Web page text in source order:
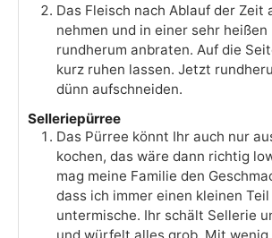
Das Fleisch nach Ablauf der Zeit
nehmen und in einer sehr heißen
rundherum anbraten. Auf die
kurz ruhen lassen. Jetzt
dünn aufschneiden.
Selleriepürree
Das Pürree könnt Ihr auch nur
kochen, das wäre dann richtig
mag meine Familie den
dass ich immer einen kleinen
untermische. Ihr schält Sellerie